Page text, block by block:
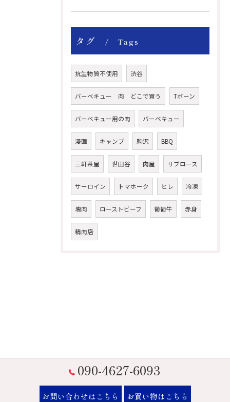
タグ Tags
抗生物質不使用 渋谷
バーベキュー 肉 どこで買う Tボーン
バーベキュー用の肉 バーベキュー
漫画 キャンプ 駒沢 BBQ
三軒茶屋 世田谷 肉屋 リブロース
サーロイン トマホーク ヒレ 冷凍
塊肉 ローストビーフ 葡萄牛 赤身
精肉店
090-4627-6093
お問い合わせはこちら お買い物はこちら